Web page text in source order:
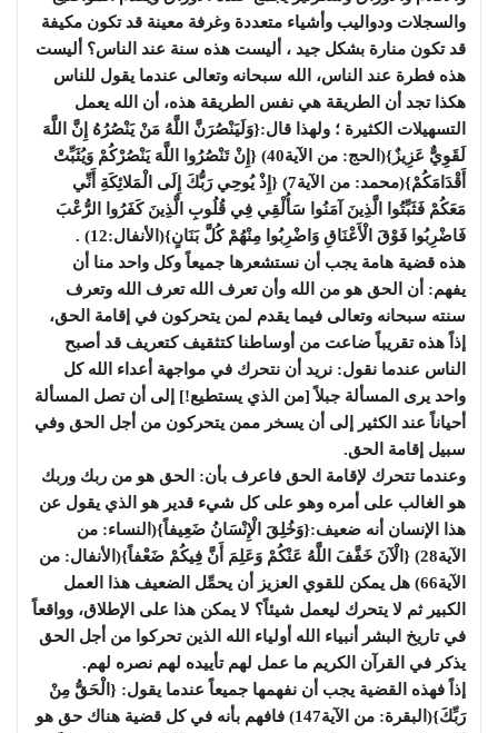
والسجلات ودواليب وأشياء متعددة وغرفة معينة قد تكون مكيفة
قد تكون منارة بشكل جيد ، أليست هذه سنة عند الناس؟ أليست
هذه فطرة عند الناس، الله سبحانه وتعالى عندما يقول للناس
هكذا تجد أن الطريقة هي نفس الطريقة هذه، أن الله يعمل
التسهيلات الكثيرة ؛ ولهذا قال:{وَلَيَنْصُرَنَّ اللَّهُ مَنْ يَنْصُرُهُ إِنَّ اللَّهَ
لَقَوِيٌّ عَزِيزٌ}(الحج: من الآية40) {إِنْ تَنْصُرُوا اللَّهَ يَنْصُرْكُمْ وَيُثَبِّتْ
أَقْدَامَكُمْ}(محمد: من الآية7) {إِذْ يُوحِي رَبُّكَ إِلَى الْمَلائِكَةِ أَنِّي
مَعَكُمْ فَثَبِّتُوا الَّذِينَ آمَنُوا سَأُلْقِي فِي قُلُوبِ الَّذِينَ كَفَرُوا الرُّعْبَ
فَاضْرِبُوا فَوْقَ الْأَعْنَاقِ وَاضْرِبُوا مِنْهُمْ كُلَّ بَنَانٍ}(الأنفال:12) .
هذه قضية هامة يجب أن نستشعرها جميعاً وكل واحد منا أن
يفهم: أن الحق هو من الله وأن تعرف الله تعرف الله وتعرف
سنته سبحانه وتعالى فيما يقدم لمن يتحركون في إقامة الحق،
إذاً هذه تقريباً ضاعت من أوساطنا كتثقيف كتعريف قد أصبح
الناس عندما نقول: نريد أن نتحرك في مواجهة أعداء الله كل
واحد يرى المسألة جبلاً [من الذي يستطيع!] إلى أن تصل المسألة
أحياناً عند الكثير إلى أن يسخر ممن يتحركون من أجل الحق وفي
سبيل إقامة الحق.
وعندما تتحرك لإقامة الحق فاعرف بأن: الحق هو من ربك وربك
هو الغالب على أمره وهو على كل شيء قدير هو الذي يقول عن
هذا الإنسان أنه ضعيف:{وَخُلِقَ الْإِنْسَانُ ضَعِيفاً}(النساء: من
الآية28) {الْآنَ خَفَّفَ اللَّهُ عَنْكُمْ وَعَلِمَ أَنَّ فِيكُمْ ضَعْفاً}(الأنفال: من
الآية66) هل يمكن للقوي العزيز أن يحمِّل الضعيف هذا العمل
الكبير ثم لا يتحرك ليعمل شيئاً؟ لا يمكن هذا على الإطلاق، وواقعاً
في تاريخ البشر أنبياء الله أولياء الله الذين تحركوا من أجل الحق
يذكر في القرآن الكريم ما عمل لهم تأييده لهم نصره لهم.
إذاً فهذه القضية يجب أن نفهمها جميعاً عندما يقول: {الْحَقُّ مِنْ
رَبِّكَ}(البقرة: من الآية147) فافهم بأنه في كل قضية هناك حق هو